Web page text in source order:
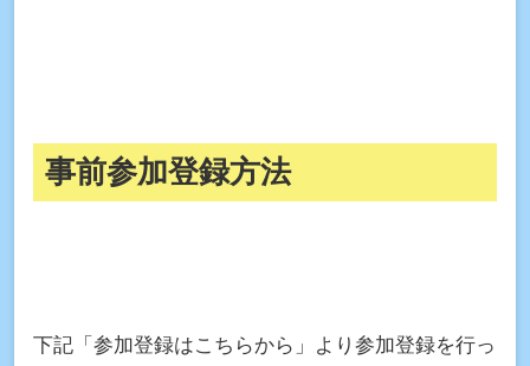
事前参加登録方法
下記「参加登録はこちらから」より参加登録を行っ